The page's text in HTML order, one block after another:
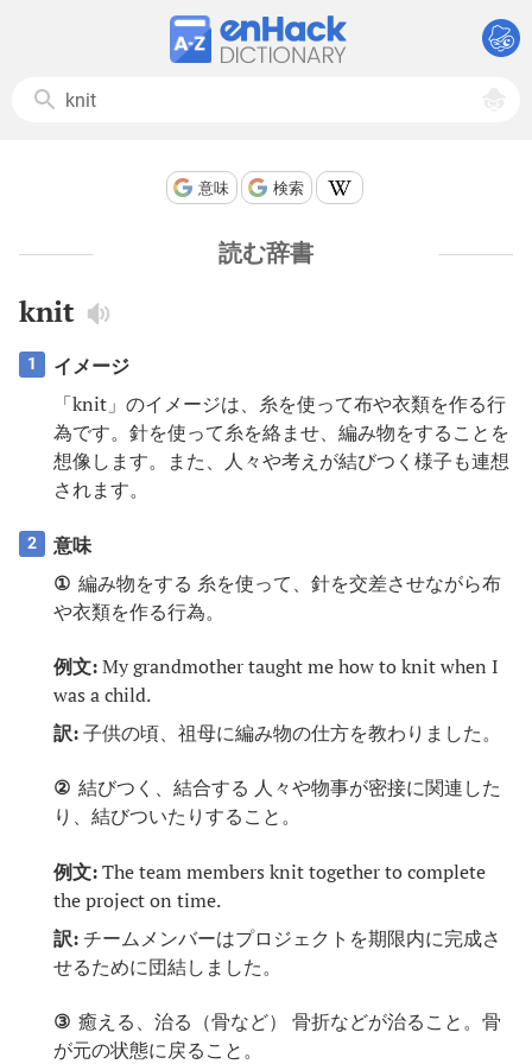
意味 検索
読む辞書
knit
1
イメージ
「knit」のイメージは、糸を使って布や衣類を作る行
為です。針を使って糸を絡ませ、編み物をすることを
想像します。また、人々や考えが結びつく様子も連想
されます。
2
意味
① 編み物をする 糸を使って、針を交差させながら布
や衣類を作る行為。
例文:My grandmother taught me how to knit when I
was a child.
訳:子供の頃、祖母に編み物の仕方を教わりました。
② 結びつく、結合する 人々や物事が密接に関連した
り、結びついたりすること。
例文:The team members knit together to complete
the project on time.
訳:チームメンバーはプロジェクトを期限内に完成さ
せるために団結しました。
③ 癒える、治る（骨など） 骨折などが治ること。骨
が元の状態に戻ること。